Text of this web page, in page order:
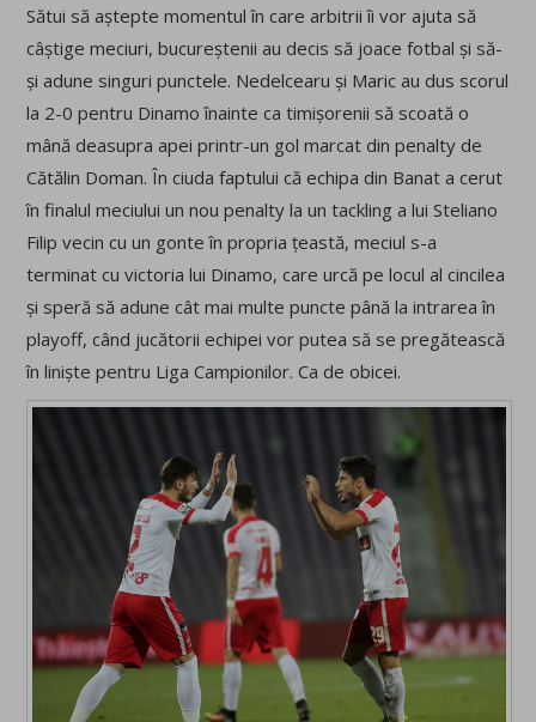
Sătui să aștepte momentul în care arbitrii îi vor ajuta să
câștige meciuri, bucureștenii au decis să joace fotbal și să-
și adune singuri punctele. Nedelcearu și Maric au dus scorul
la 2-0 pentru Dinamo înainte ca timișorenii să scoată o
mână deasupra apei printr-un gol marcat din penalty de
Cătălin Doman. În ciuda faptului că echipa din Banat a cerut
în finalul meciului un nou penalty la un tackling a lui Steliano
Filip vecin cu un gonte în propria țeastă, meciul s-a
terminat cu victoria lui Dinamo, care urcă pe locul al cincilea
și speră să adune cât mai multe puncte până la intrarea în
playoff, când jucătorii echipei vor putea să se pregătească
în liniște pentru Liga Campionilor. Ca de obicei.